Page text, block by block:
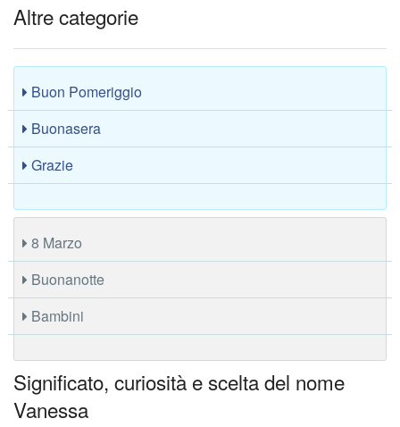
Altre categorie
Buon Pomeriggio
Buonasera
Grazie
8 Marzo
Buonanotte
Bambini
Significato, curiosità e scelta del nome
Vanessa